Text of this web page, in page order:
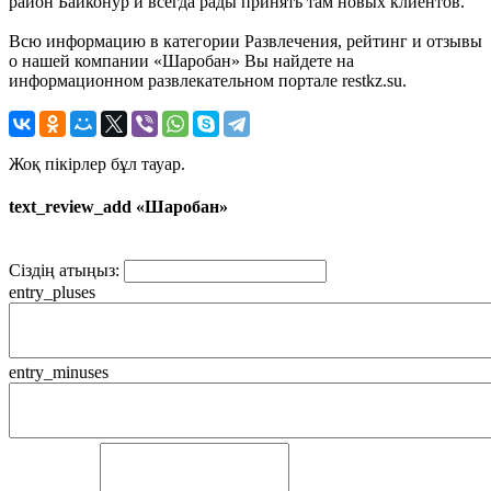
Всю информацию в категории Развлечения, рейтинг и отзывы
о нашей компании «Шаробан» Вы найдете на
информационном развлекательном портале restkz.su.
Жоқ пікірлер бұл тауар.
text_review_add «Шаробан»
Сіздің атыңыз:
entry_pluses
entry_minuses